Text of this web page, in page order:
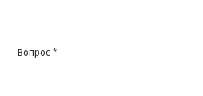
Вопрос *